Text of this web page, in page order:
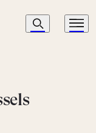
Navigasjon
Søk Meny